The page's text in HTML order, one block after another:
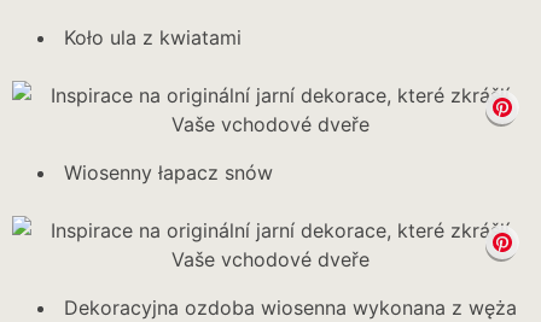
Koło ula z kwiatami
Wiosenny łapacz snów
Dekoracyjna ozdoba wiosenna wykonana z węża